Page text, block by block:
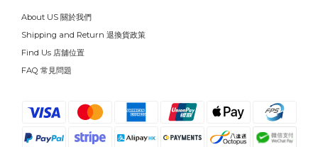
About US 關於我們
Shipping and Return 退換貨政策
Find Us 店舖位置
FAQ 常見問題